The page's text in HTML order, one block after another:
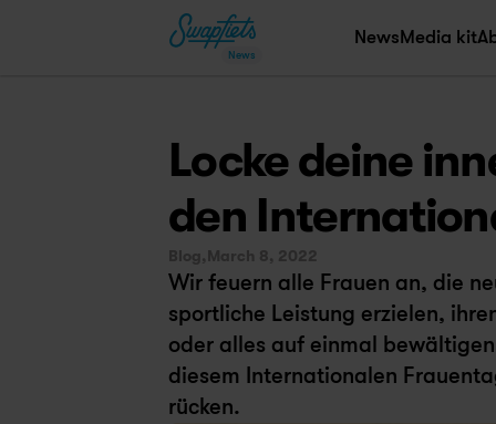
News
NewsMedia kit
Locke deine
den
Blog,March 8, 2022
Wir feuern alle Frauen an, die
sportliche Leistung erzielen,
oder alles auf einmal
diesem Internationalen
rücken.